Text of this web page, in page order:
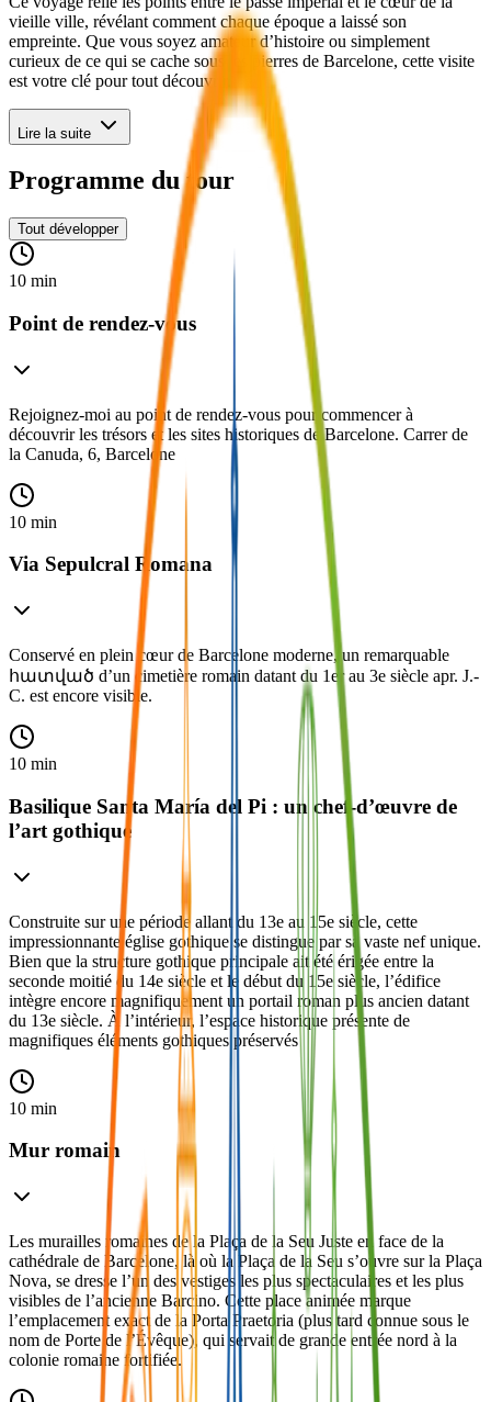
vieille ville, révélant comment chaque époque a laissé son
empreinte. Que vous soyez amateur d’histoire ou simplement
curieux de ce qui se cache sous les pierres de Barcelone, cette visite
est votre clé pour tout découvrir.
Lire la suite
Programme du tour
Tout développer
10 min
Point de rendez-vous
Rejoignez-moi au point de rendez-vous pour commencer à
découvrir les trésors et les sites historiques de Barcelone. Carrer de
la Canuda, 6, Barcelone
10 min
Via Sepulcral Romana
Conservé en plein cœur de Barcelone moderne, un remarquable
հատված d’un cimetière romain datant du 1er au 3e siècle apr. J.-
C. est encore visible.
10 min
Basilique Santa María del Pi : un chef-d’œuvre de
l’art gothique
Construite sur une période allant du 13e au 15e siècle, cette
impressionnante église gothique se distingue par sa vaste nef unique.
Bien que la structure gothique principale ait été érigée entre la
seconde moitié du 14e siècle et le début du 15e siècle, l’édifice
intègre encore magnifiquement un portail roman plus ancien datant
du 13e siècle. À l’intérieur, l’espace historique présente de
magnifiques éléments gothiques préservés
10 min
Mur romain
Les murailles romaines de la Plaça de la Seu Juste en face de la
cathédrale de Barcelone, là où la Plaça de la Seu s’ouvre sur la Plaça
Nova, se dresse l’un des vestiges les plus spectaculaires et les plus
visibles de l’ancienne Barcino. Cette place animée marque
l’emplacement exact de la Porta Praetoria (plus tard connue sous le
nom de Porte de l’Évêque), qui servait de grande entrée nord à la
colonie romaine fortifiée.